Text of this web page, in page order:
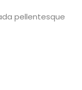
pellentesque